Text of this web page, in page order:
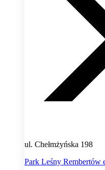
ul. Chełmżyńska 198
Park Leśny Rembertów